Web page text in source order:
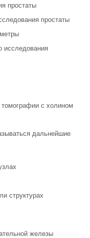
простаты
простаты
исследования
томографии с холином
дальнейшие
структурах
железы